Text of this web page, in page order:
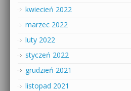
kwiecień 2022
marzec 2022
luty 2022
styczeń 2022
grudzień 2021
listopad 2021